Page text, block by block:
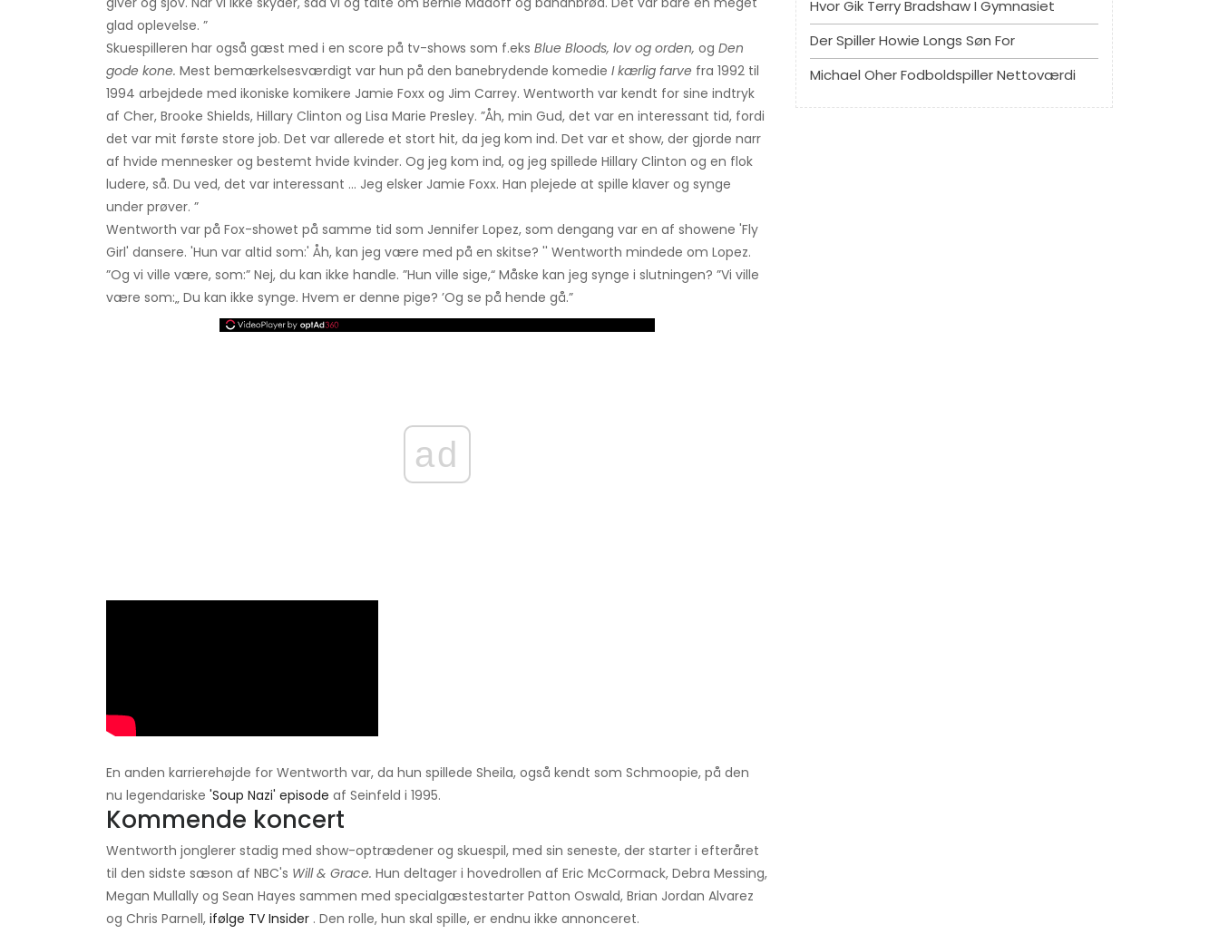
glad oplevelse. ”
Skuespilleren har også gæst med i en score på tv-shows som f.eks Blue Bloods, lov og orden, og Den
gode kone. Mest bemærkelsesværdigt var hun på den banebrydende komedie I kærlig farve fra 1992 til
1994 arbejdede med ikoniske komikere Jamie Foxx og Jim Carrey. Wentworth var kendt for sine indtryk
af Cher, Brooke Shields, Hillary Clinton og Lisa Marie Presley. ”Åh, min Gud, det var en interessant tid, fordi
det var mit første store job. Det var allerede et stort hit, da jeg kom ind. Det var et show, der gjorde narr
af hvide mennesker og bestemt hvide kvinder. Og jeg kom ind, og jeg spillede Hillary Clinton og en flok
ludere, så. Du ved, det var interessant ... Jeg elsker Jamie Foxx. Han plejede at spille klaver og synge
under prøver. ”
Wentworth var på Fox-showet på samme tid som Jennifer Lopez, som dengang var en af ​​showene 'Fly
Girl' dansere. 'Hun var altid som:' Åh, kan jeg være med på en skitse? '' Wentworth mindede om Lopez.
”Og vi ville være, som:” Nej, du kan ikke handle. ”Hun ville sige,“ Måske kan jeg synge i slutningen? ”Vi ville
være som:„ Du kan ikke synge. Hvem er denne pige? ’Og se på hende gå.”
ad
En anden karrierehøjde for Wentworth var, da hun spillede Sheila, også kendt som Schmoopie, på den
nu legendariske 'Soup Nazi' episode af Seinfeld i 1995.
Kommende koncert
Wentworth jonglerer stadig med show-optrædener og skuespil, med sin seneste, der starter i efteråret
til den sidste sæson af NBC's Will & Grace. Hun deltager i hovedrollen af ​​Eric McCormack, Debra Messing,
Megan Mullally og Sean Hayes sammen med specialgæstestarter Patton Oswald, Brian Jordan Alvarez
og Chris Parnell, ifølge TV Insider . Den rolle, hun skal spille, er endnu ikke annonceret.
Hvor Gik Terry Bradshaw I Gymnasiet
Der Spiller Howie Longs Søn For
Michael Oher Fodboldspiller Nettoværdi